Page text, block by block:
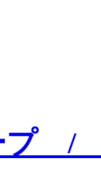
プ /